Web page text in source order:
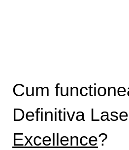
Cum
Definitiva
Excellence?